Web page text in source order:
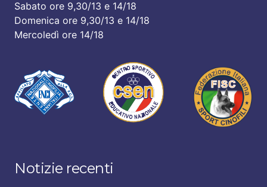
Sabato ore 9,30/13 e 14/18
Domenica ore 9,30/13 e 14/18
Mercoledì ore 14/18
Notizie recenti